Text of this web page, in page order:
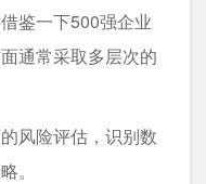
鉴一下500强企业
通常采取多层次的
风险评估，识别数
。